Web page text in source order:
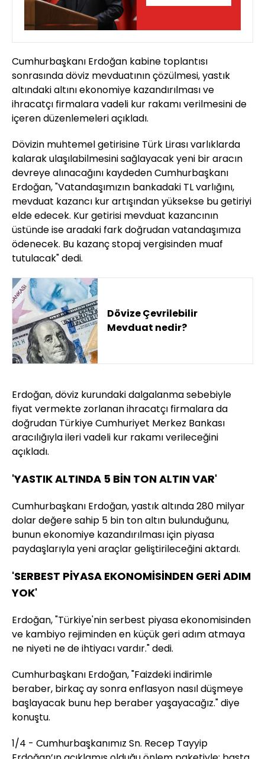
farkı
Cumhurbaşkanı Erdoğan kabine toplantısı
sonrasında döviz mevduatının çözülmesi, yastık
altındaki altını ekonomiye kazandırılması ve
ihracatçı firmalara vadeli kur rakamı verilmesini de
içeren düzenlemeleri açıkladı.
Dövizin muhtemel getirisine Türk Lirası varlıklarda
kalarak ulaşılabilmesini sağlayacak yeni bir aracın
devreye alınacağını kaydeden Cumhurbaşkanı
Erdoğan, "Vatandaşımızın bankadaki TL varlığını,
mevduat kazancı kur artışından yüksekse bu getiriyi
elde edecek. Kur getirisi mevduat kazancının
üstünde ise aradaki fark doğrudan vatandaşımıza
ödenecek. Bu kazanç stopaj vergisinden muaf
tutulacak" dedi.
Dövize Çevrilebilir
Mevduat nedir?
Erdoğan, döviz kurundaki dalgalanma sebebiyle
fiyat vermekte zorlanan ihracatçı firmalara da
doğrudan Türkiye Cumhuriyet Merkez Bankası
aracılığıyla ileri vadeli kur rakamı verileceğini
açıkladı.
'YASTIK ALTINDA 5 BİN TON ALTIN VAR'
Cumhurbaşkanı Erdoğan, yastık altında 280 milyar
dolar değere sahip 5 bin ton altın bulunduğunu,
bunun ekonomiye kazandırılması için piyasa
paydaşlarıyla yeni araçlar geliştirileceğini aktardı.
'SERBEST PİYASA EKONOMİSİNDEN GERİ ADIM
YOK'
Erdoğan, "Türkiye'nin serbest piyasa ekonomisinden
ve kambiyo rejiminden en küçük geri adım atmaya
ne niyeti ne de ihtiyacı vardır." dedi.
Cumhurbaşkanı Erdoğan, "Faizdeki indirimle
beraber, birkaç ay sonra enflasyon nasıl düşmeye
başlayacak bunu hep beraber yaşayacağız." diye
konuştu.
1/4 - Cumhurbaşkanımız Sn. Recep Tayyip